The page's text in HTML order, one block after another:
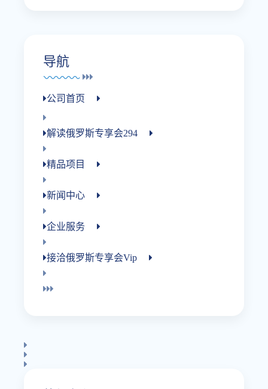
导航
公司首页
解读俄罗斯专享会294
精品项目
新闻中心
企业服务
接洽俄罗斯专享会vip